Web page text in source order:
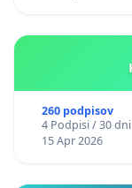
260 podpisov
4 Podpisi / 30 dni
15 Apr 2026